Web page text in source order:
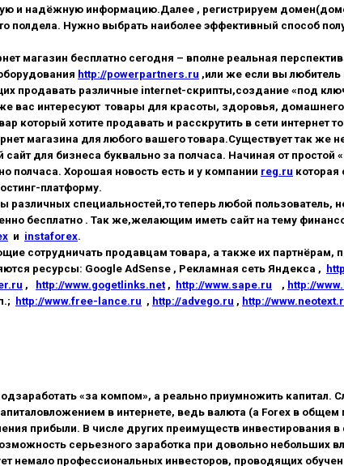
и надёжную информацию.Далее , регистрируем
полдела. Нужно выбрать наиболее эффективный способ
магазин бесплатно сегодня – вполне реальная
http://powerpartners.ru ,или же если вы
продавать различные internet-скрипты,создание «под
вас интересуют товары для красоты, здоровья,
который хотите продавать и расскрутить в сети
магазина для любого вашего товара.Существует так же
для бизнеса буквально за полчаса. Начиная от
полчаса. Хорошая новость есть и у компании reg.ru которая
платформу.
различных специальностей,то теперь любой
бесплатно . Так же,желающим иметь сайт на тему
и instaforex.
сотрудничать продавцам товара, а также их партнёрам,
ресурсы: Google AdSense , Рекламная сеть Яндекса ,
, http://www.gogetlinks.net , http://www.sape.ru , http://
http://www.free-lance.ru , http://advego.ru , http://
«за компом», а реально приумножить
в интернете, ведь валюта (а Forex в
прибыли. В числе других преимуществ
серьезного заработка при довольно
немало профессиональных инвесторов, проводящих